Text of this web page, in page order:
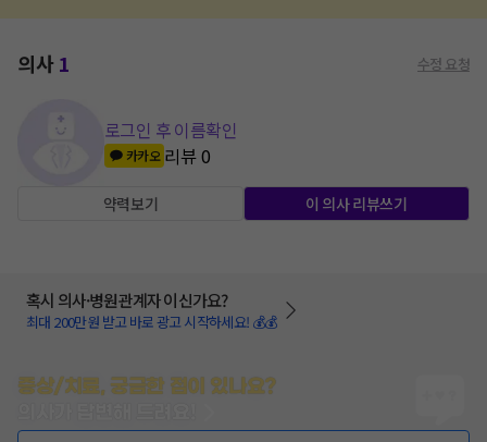
의사1 수정 요청
로그인 후 이름확인
카카오 리뷰0
약력보기 이 의사 리뷰쓰기
혹시 의사·병원관계자 이신가요?
최대 200만원 받고 바로 광고 시작하세요! 💰💰
증상/치료, 궁금한 점이 있나요?